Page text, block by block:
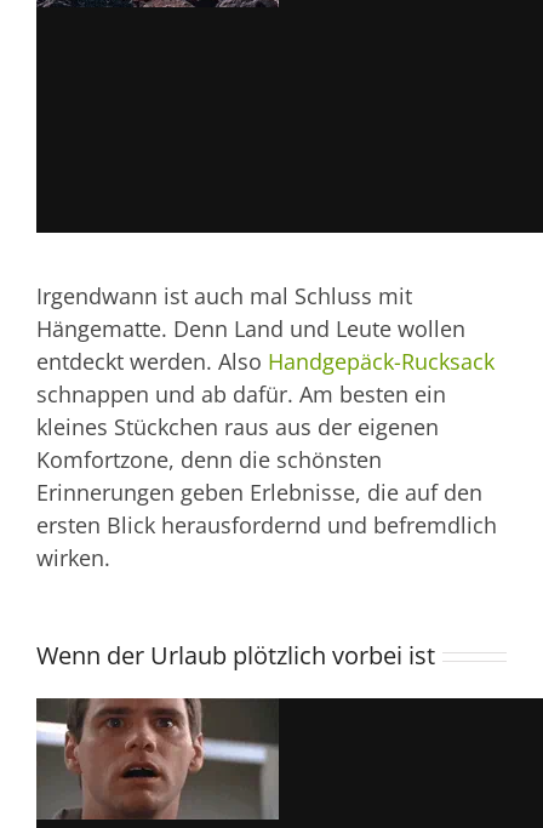
Irgendwann ist auch mal Schluss mit
Hängematte. Denn Land und Leute wollen
entdeckt werden. Also Handgepäck-Rucksack
schnappen und ab dafür. Am besten ein
kleines Stückchen raus aus der eigenen
Komfortzone, denn die schönsten
Erinnerungen geben Erlebnisse, die auf den
ersten Blick herausfordernd und befremdlich
wirken.
Wenn der Urlaub plötzlich vorbei ist